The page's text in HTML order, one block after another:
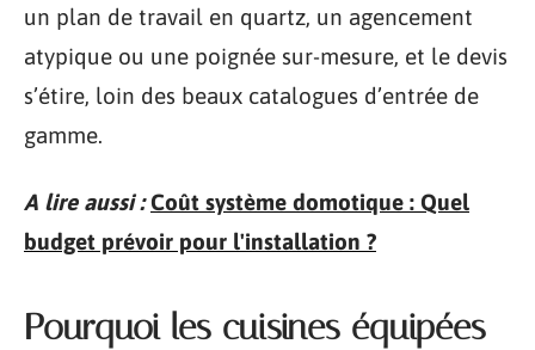
un plan de travail en quartz, un agencement
atypique ou une poignée sur-mesure, et le devis
s’étire, loin des beaux catalogues d’entrée de
gamme.
A lire aussi : Coût système domotique : Quel
budget prévoir pour l'installation ?
Pourquoi les cuisines équipées